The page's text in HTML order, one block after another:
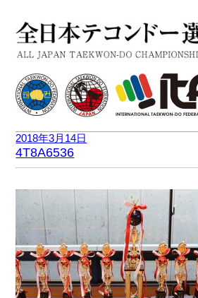
2018年3月14日
4T8A6536